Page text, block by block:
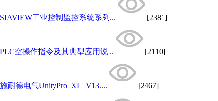
SIAVIEW工业控制监控系统系列... [2381]
PLC空操作指令及其典型应用说... [2110]
施耐德电气UnityPro_XL_V13.... [2467]